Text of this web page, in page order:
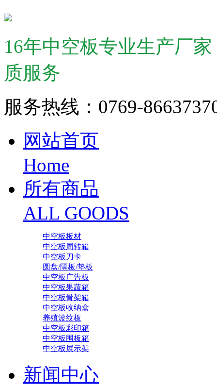
16年中空板专业生产厂
质服务
服务热线：0769-
网站首页
Home
所有商品
ALL GOODS
中空板板材
中空板周转箱
中空板刀卡
圆盘/隔板/垫板
中空板广告板
中空板果蔬箱
中空板骨架箱
中空板收纳盒
养殖波纹板
中空板彩印箱
中空板围板箱
中空板展示架
新闻中心